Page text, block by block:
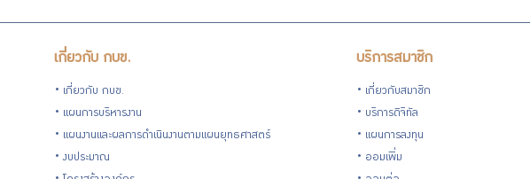
เกี่ยวกับ กบข.
เกี่ยวกับ กบข.
แผนการบริหารงาน
แผนงานและผลการดำเนินงานตามแผนยุทธศาสตร์
งบประมาณ
บริการสมาชิก
เกี่ยวกับสมาชิก
บริการดิจิทัล
แผนการลงทุน
ออมเพิ่ม